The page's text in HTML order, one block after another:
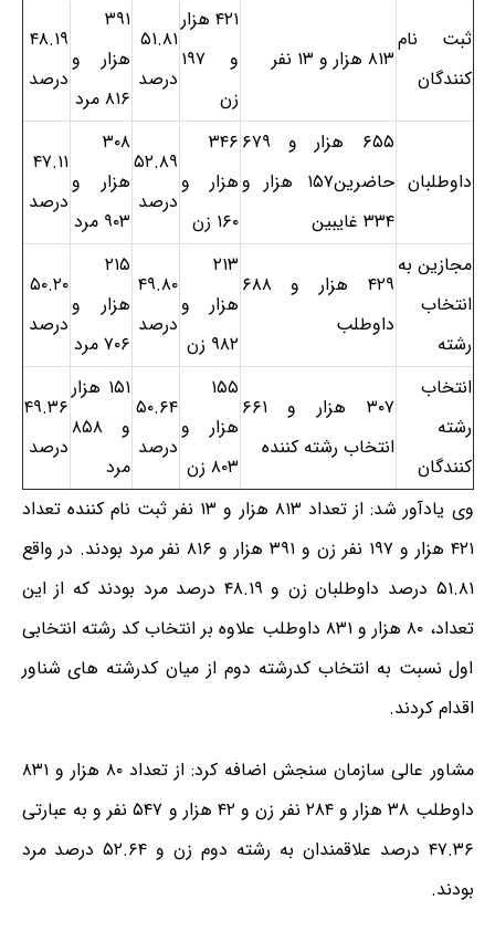
ثبت نام
کنندگان
۸۱۳ هزار و ۱۳ نفر
۴۲۱ هزار
و ۱۹۷
زن
۵۱.۸۱
درصد
۳۹۱
هزار و
۸۱۶ مرد
۴۸.۱۹
درصد
داوطلبان
۶۵۵ هزار و ۶۷۹
حاضرین
۱۵۷ هزار و
۳۳۴ غایبین
۳۴۶
هزار و
۱۶۰ زن
۵۲.۸۹
درصد
۳۰۸
هزار و
۹۰۳ مرد
۴۷.۱۱
درصد
مجازین به
انتخاب
رشته
۴۲۹ هزار و ۶۸۸
داوطلب
۲۱۳
هزار و
۹۸۲ زن
۴۹.۸۰
درصد
۲۱۵
هزار و
۷۰۶ مرد
۵۰.۲۰
درصد
انتخاب
رشته
کنندگان
۳۰۷ هزار و ۶۶۱
انتخاب رشته کننده
۱۵۵
هزار و
۸۰۳ زن
۵۰.۶۴
درصد
۱۵۱ هزار
و ۸۵۸
مرد
۴۹.۳۶
درصد
وی یادآور شد: از تعداد ۸۱۳ هزار و ۱۳ نفر ثبت نام کننده تعداد
۴۲۱ هزار و ۱۹۷ نفر زن و ۳۹۱ هزار و ۸۱۶ نفر مرد بودند. در واقع
۵۱.۸۱ درصد داوطلبان زن و ۴۸.۱۹ درصد مرد بودند که از این
تعداد، ۸۰ هزار و ۸۳۱ داوطلب علاوه بر انتخاب کد رشته انتخابی
اول نسبت به انتخاب کدرشته دوم از میان کدرشته های شناور
اقدام کردند.
مشاور عالی سازمان سنجش اضافه کرد: از تعداد ۸۰ هزار و ۸۳۱
داوطلب ۳۸ هزار و ۲۸۴ نفر زن و ۴۲ هزار و ۵۴۷ نفر و به عبارتی
۴۷.۳۶ درصد علاقمندان به رشته دوم زن و ۵۲.۶۴ درصد مرد
بودند.